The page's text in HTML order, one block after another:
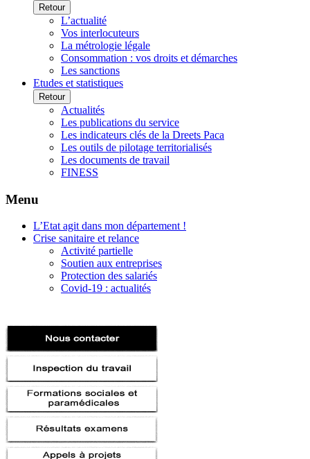
Retour
L’actualité
Vos interlocuteurs
La métrologie légale
Consommation : vos droits et démarches
Les sanctions
Etudes et statistiques
Retour
Actualités
Les publications du service
Les indicateurs clés de la Dreets Paca
Les outils de pilotage territorialisés
Les documents de travail
FINESS
Menu
L’Etat agit dans mon département !
Crise sanitaire et relance
Activité partielle
Soutien aux entreprises
Protection des salariés
Covid-19 : actualités